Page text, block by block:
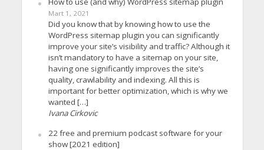
Mart 1, 2021
Did you know that by knowing how to use the
WordPress sitemap plugin you can significantly
improve your site’s visibility and traffic? Although it
isn’t mandatory to have a sitemap on your site,
having one significantly improves the site’s
quality, crawlability and indexing. All this is
important for better optimization, which is why we
wanted […]
Ivana Cirkovic
22 free and premium podcast software for your
show [2021 edition]